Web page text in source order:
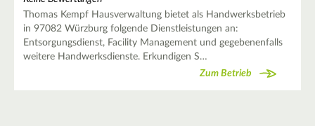
Thomas Kempf Hausverwaltung bietet als Handwerksbetrieb
in 97082 Würzburg folgende Dienstleistungen an:
Entsorgungsdienst, Facility Management und gegebenenfalls
weitere Handwerksdienste. Erkundigen S…
Zum Betrieb